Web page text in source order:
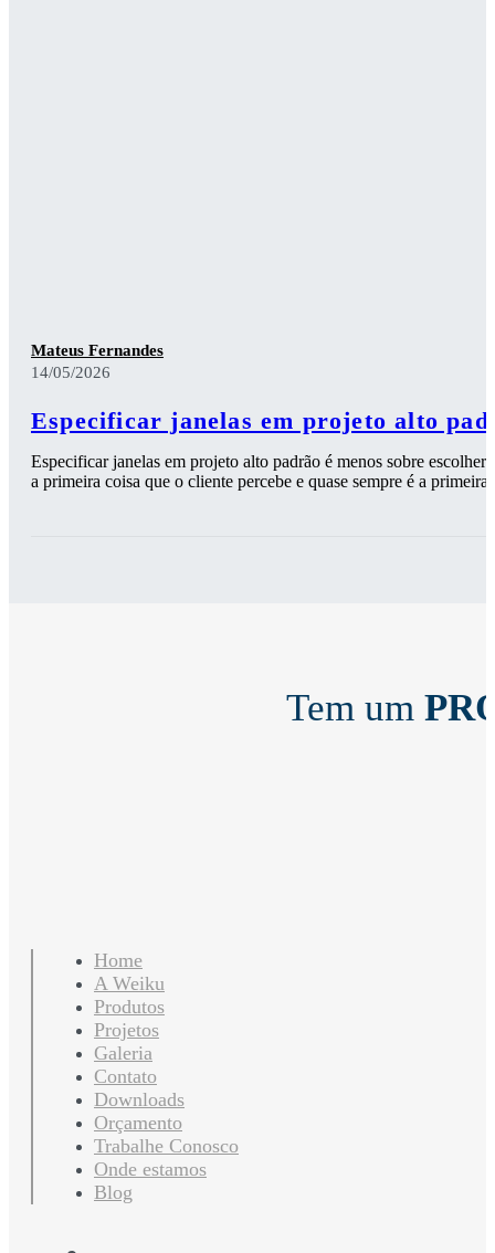
Mateus Fernandes
14/05/2026
Especificar janelas em projeto alto
Especificar janelas em projeto alto padrão é menos sobre
a primeira coisa que o cliente percebe e quase sempre é a
Tem um
Home
A Weiku
Produtos
Projetos
Galeria
Contato
Downloads
Orçamento
Trabalhe Conosco
Onde estamos
Blog